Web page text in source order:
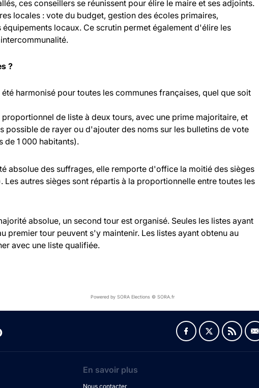
ces conseillers se réunissent pour élire le maire et ses adjoints.
locales : vote du budget, gestion des écoles primaires,
locaux. Ce scrutin permet également d'élire les
?
harmonisé pour toutes les communes françaises, quel que soit
de liste à deux tours, avec une prime majoritaire, et
possible de rayer ou d'ajouter des noms sur les bulletins de vote
de 1 000 habitants).
absolue des suffrages, elle remporte d'office la moitié des sièges
autres sièges sont répartis à la proportionnelle entre toutes les
absolue, un second tour est organisé. Seules les listes ayant
premier tour peuvent s'y maintenir. Les listes ayant obtenu au
avec une liste qualifiée.
Powered by SORA Elections © SORA.fr
En savoir plus
Nous contacter